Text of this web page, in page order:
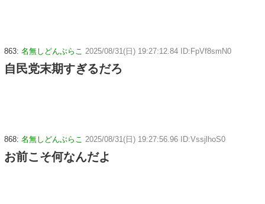
863: 名無しどんぶらこ 2025/08/31(日) 19:27:12.84 ID:FpVf8smN0
自民党末期すぎるだろ
868: 名無しどんぶらこ 2025/08/31(日) 19:27:56.96 ID:VssjlhoS0
お前こそ何なんだよ